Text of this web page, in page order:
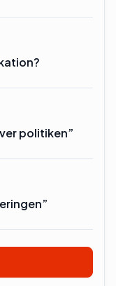
politiken”